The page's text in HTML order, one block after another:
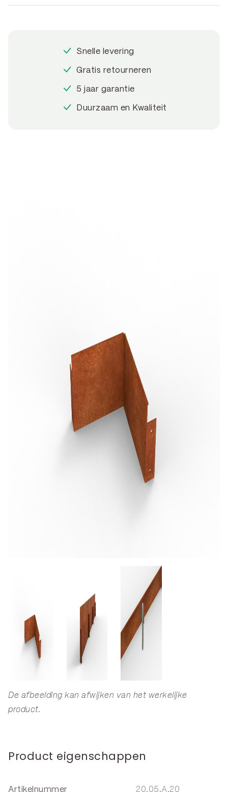
De afbeelding kan afwijken van het werkelijke
product.
Product eigenschappen
Artikelnummer 20.05.A.20
Snelle levering
Gratis retourneren
5 jaar garantie
Duurzaam en Kwaliteit